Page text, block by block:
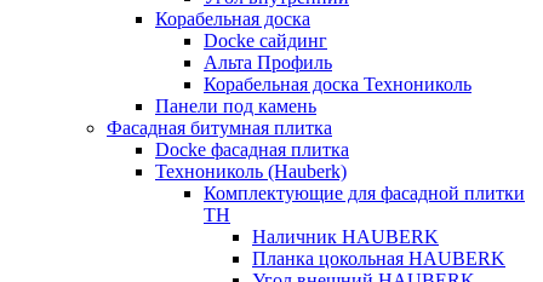
Корабельная доска
Docke сайдинг
Альта Профиль
Корабельная доска Технониколь
Панели под камень
Фасадная битумная плитка
Docke фасадная плитка
Технониколь (Hauberk)
Комплектующие для фасадной плитки
ТН
Наличник HAUBERK
Планка цокольная HAUBERK